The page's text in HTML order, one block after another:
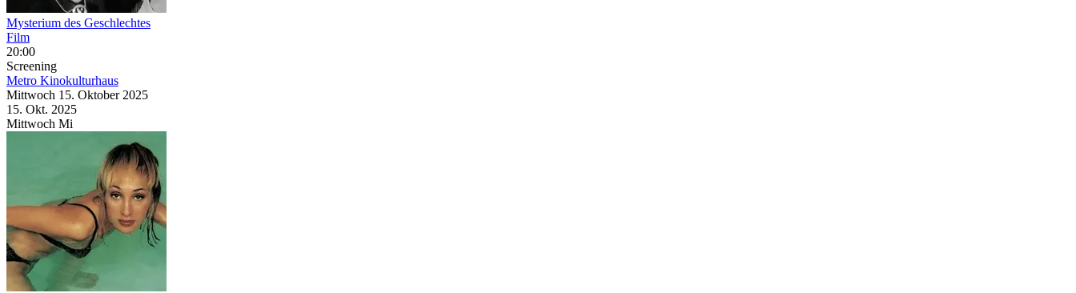
Mysterium des Geschlechtes
Film
20:00
Screening
Metro Kinokulturhaus
Mittwoch 15. Oktober 2025
15. Okt. 2025
Mittwoch Mi